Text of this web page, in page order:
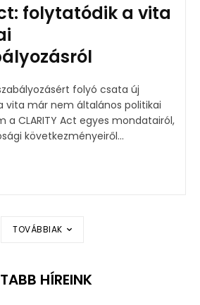
folytatódik a vita
folyó csata új
vita már nem általános politikai
a CLARITY Act egyes mondatairól,
következményeiről...
TOVÁBBIAK
HÍREINK